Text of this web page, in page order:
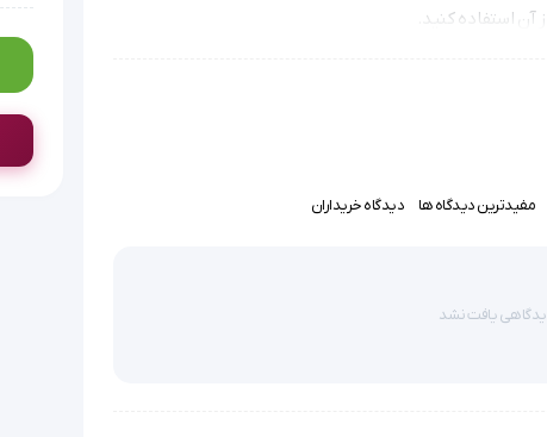
استفاده کنید.
بابت ایمنی آسوده خواهد بود.
مفیدترین دیدگاه ها دیدگاه خریداران
یافت نشد